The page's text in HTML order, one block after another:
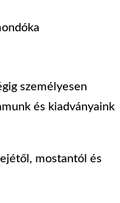
személyesen
és kiadványaink
mostantól és